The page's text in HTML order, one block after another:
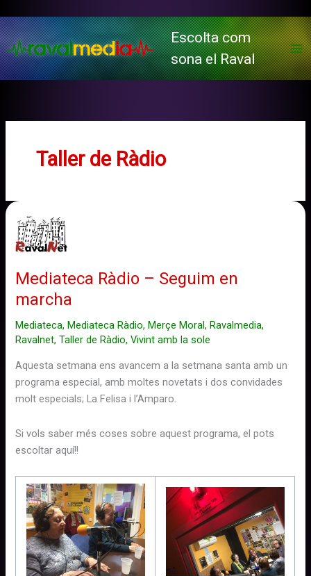
al
contingut
Escolta com
sona el Raval
Taller de Ràdio
Mediateca Ràdio – Seguim en
marcha
Mediateca,Mediateca Ràdio,Merçe Moral,Ravalmedia,
Ravalnet,Taller de Ràdio,Vivint amb la sole
Aquesta setmana ens avancem a la setmana santa amb un
programa especial, amb moltes novetats i dos convidades
molt especials; La Felisa i l’Amparo.
Si vols saber més coses sobre aquest programa, el pots
escoltar aquí!!